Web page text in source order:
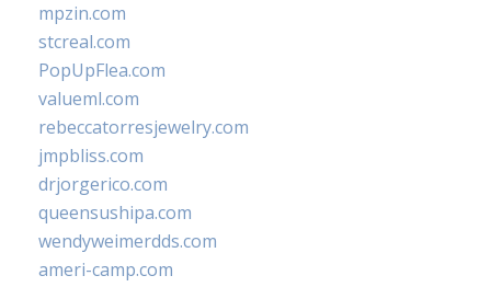
mpzin.com
stcreal.com
PopUpFlea.com
valueml.com
rebeccatorresjewelry.com
jmpbliss.com
drjorgerico.com
queensushipa.com
wendyweimerdds.com
ameri-camp.com